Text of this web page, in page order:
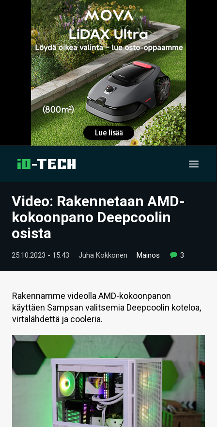
UUTISET
ARTIKKELIT
VIDEOT
TECHBBS
TIETOA
HINTA.FI
VAIHDA TEEMA
Video: Rakennetaan AMD-
kokoonpano Deepcoolin
osista
25.10.2023 - 15:43 Juha Kokkonen Mainos 3
Rakennamme videolla AMD-kokoonpanon
käyttäen Sampsan valitsemia Deepcoolin koteloa,
virtalähdettä ja cooleria.